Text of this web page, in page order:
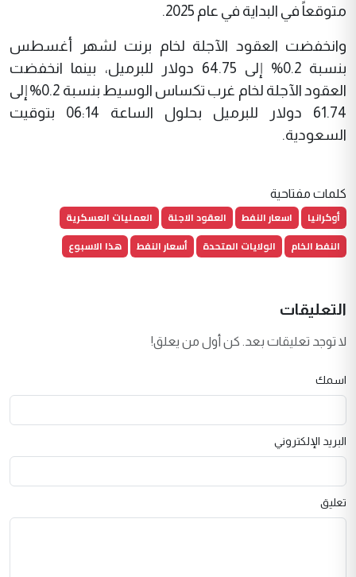
متوقعاً في البداية في عام 2025.
وانخفضت العقود الآجلة لخام برنت لشهر أغسطس
بنسبة 0.2% إلى 64.75 دولار للبرميل، بينما انخفضت
العقود الآجلة لخام غرب تكساس الوسيط بنسبة 0.2% إلى
61.74 دولار للبرميل بحلول الساعة 06:14 بتوقيت
السعودية.
كلمات مفتاحية
أوكرانيا اسعار النفط العقود الاجلة
العمليات العسكرية
النفط الخام
الولايات المتحدة أسعار النفط هذا الاسبوع
التعليقات
لا توجد تعليقات بعد. كن أول من يعلق!
اسمك
البريد الإلكتروني
تعليق